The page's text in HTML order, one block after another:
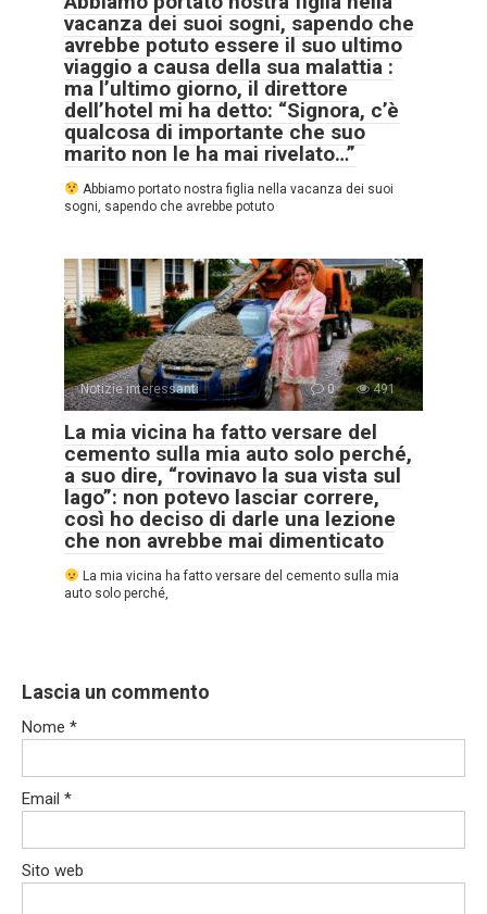
vacanza dei suoi sogni, sapendo che
avrebbe potuto essere il suo ultimo
viaggio a causa della sua malattia :
ma l’ultimo giorno, il direttore
dell’hotel mi ha detto: “Signora, c’è
qualcosa di importante che suo
marito non le ha mai rivelato…”
Abbiamo portato nostra figlia nella vacanza dei suoi
sogni, sapendo che avrebbe potuto
Notizie interessanti 0 491
La mia vicina ha fatto versare del
cemento sulla mia auto solo perché,
a suo dire, “rovinavo la sua vista sul
lago”: non potevo lasciar correre,
così ho deciso di darle una lezione
che non avrebbe mai dimenticato
La mia vicina ha fatto versare del cemento sulla mia
auto solo perché,
Lascia un commento
Nome *
Email *
Sito web